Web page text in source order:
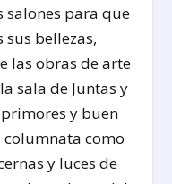
salones para que
bellezas,
las obras de arte
sala de Juntas y
y buen
columnata como
y luces de